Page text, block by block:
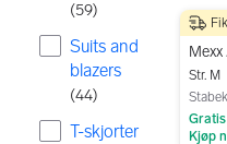
(59)
Suits and
blazers
(44)
T-skjorter
200
Str. M
Kjøp